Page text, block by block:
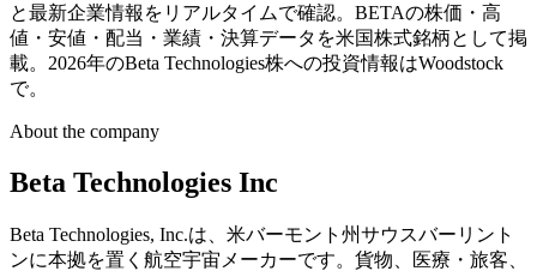
と最新企業情報をリアルタイムで確認。BETAの株価・高
値・安値・配当・業績・決算データを米国株式銘柄として掲
載。2026年のBeta Technologies株への投資情報はWoodstock
で。
About the company
Beta Technologies Inc
Beta Technologies, Inc.は、米バーモント州サウスバーリント
ンに本拠を置く航空宇宙メーカーです。貨物、医療・旅客、